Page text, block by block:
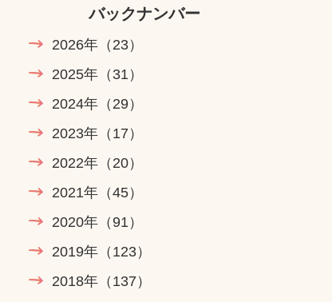
バックナンバー
2026年 （23）
2025年 （31）
2024年 （29）
2023年 （17）
2022年 （20）
2021年 （45）
2020年 （91）
2019年 （123）
2018年 （137）